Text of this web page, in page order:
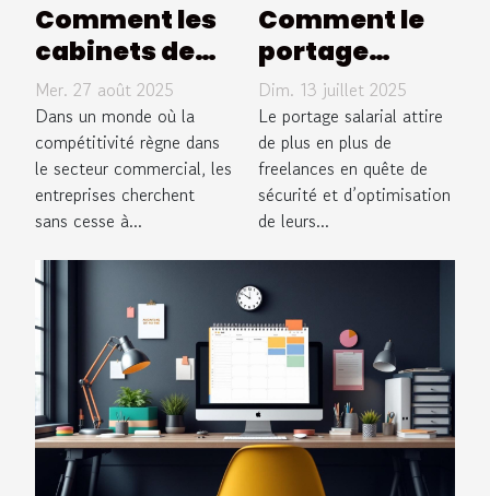
Comment les
cabinets de
recrutement
transforment
le secteur
commercial ?
Mer. 27 août 2025
Dans un monde où la
compétitivité règne dans
le secteur commercial, les
entreprises cherchent
sans cesse à...
Comment le
portage
salarial
optimise-t-il
vos revenus
de freelance ?
Dim. 13 juillet 2025
Le portage salarial attire
de plus en plus de
freelances en quête de
sécurité et d’optimisation
de leurs...